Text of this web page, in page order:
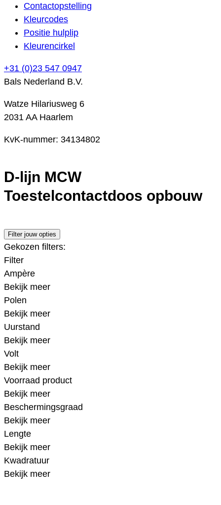
Contactopstelling
Kleurcodes
Positie hulplip
Kleurencirkel
+31 (0)23 547 0947
Bals Nederland B.V.
Watze Hilariusweg 6
2031 AA Haarlem
KvK-nummer: 34134802
D-lijn MCW
Toestelcontactdoos opbouw
Filter jouw opties
Gekozen filters:
Filter
Ampère
Bekijk meer
Polen
Bekijk meer
Uurstand
Bekijk meer
Volt
Bekijk meer
Voorraad product
Bekijk meer
Beschermingsgraad
Bekijk meer
Lengte
Bekijk meer
Kwadratuur
Bekijk meer